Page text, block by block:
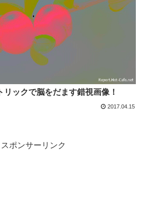
ックで脳をだます錯視画像！
2017.04.15
スポンサーリンク